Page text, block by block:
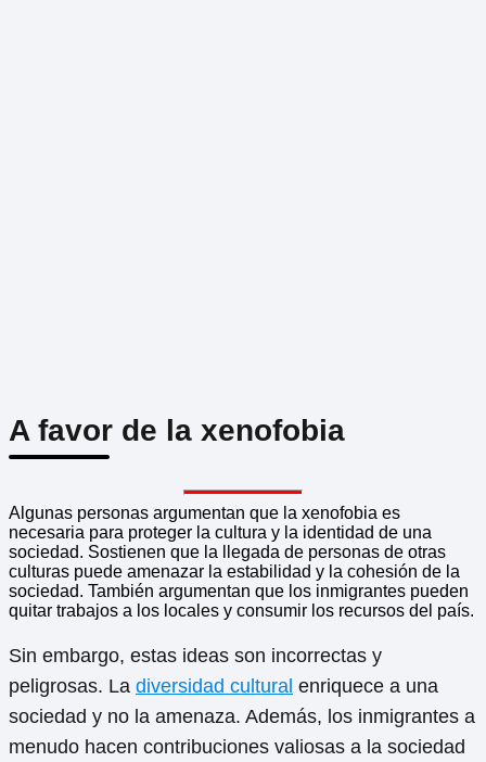
A favor de la xenofobia
Algunas personas argumentan que la xenofobia es
necesaria para proteger la cultura y la identidad de una
sociedad. Sostienen que la llegada de personas de otras
culturas puede amenazar la estabilidad y la cohesión de la
sociedad. También argumentan que los inmigrantes pueden
quitar trabajos a los locales y consumir los recursos del país.
Sin embargo, estas ideas son incorrectas y
peligrosas. La diversidad cultural enriquece a una
sociedad y no la amenaza. Además, los inmigrantes a
menudo hacen contribuciones valiosas a la sociedad